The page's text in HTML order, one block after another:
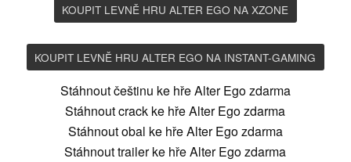
KOUPIT LEVNĚ HRU ALTER EGO NA XZONE
KOUPIT LEVNĚ HRU ALTER EGO NA INSTANT-GAMING
Stáhnout češtinu ke hře Alter Ego zdarma
Stáhnout crack ke hře Alter Ego zdarma
Stáhnout obal ke hře Alter Ego zdarma
Stáhnout trailer ke hře Alter Ego zdarma